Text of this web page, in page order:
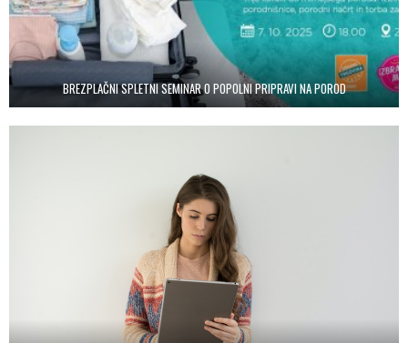
BREZPLAČNI SPLETNI SEMINAR O POPOLNI PRIPRAVI NA POROD